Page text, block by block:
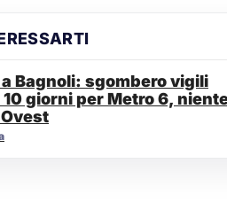
a Bagnoli: sgombero vigili
giorni per Metro 6,